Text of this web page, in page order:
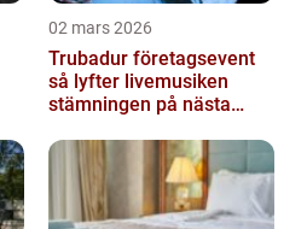
02 mars 2026
Trubadur företagsevent
så lyfter livemusiken
stämningen på nästa